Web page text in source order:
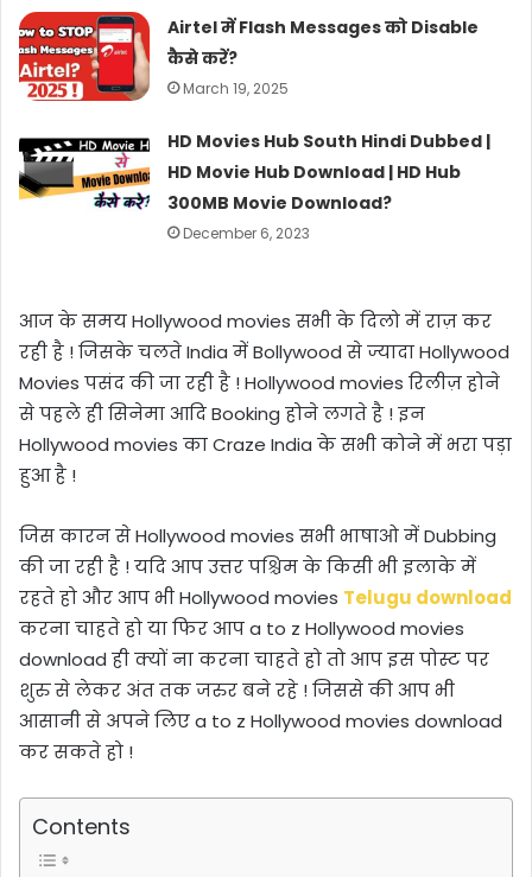
Airtel में Flash Messages को Disable
कैसे करें?
March 19, 2025
HD Movies Hub South Hindi Dubbed |
HD Movie Hub Download | HD Hub
300MB Movie Download?
December 6, 2023
आज के समयHollywood movies सभी के दिलो में राज़ कर
रही है ! जिसके चलतेIndia मेंBollywood से ज्यादाHollywood
Movies पसंद की जा रही है !Hollywood movies रिलीज़ होने
से पहले ही सिनेमा आदिBooking होने लगते है ! इन
Hollywood movies काCraze India के सभी कोने में भरा पड़ा
हुआ है !
जिस कारन सेHollywood movies सभी भाषाओ मेंDubbing
की जा रही है ! यदि आपउत्तर पश्चिम के किसी भी इलाके में
रहते हो और आप भीHollywood movies Telugu download
करना चाहते हो या फिर आपa to z Hollywood movies
download ही क्यों ना करना चाहते हो तो आप इस पोस्ट पर
शुरु से लेकर अंत तक जरुर बने रहे ! जिससे की आप भी
आसानी से अपने लिएa to z Hollywood movies download
कर सकते हो !
Contents